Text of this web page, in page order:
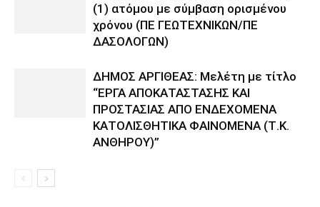
(1) ατόμου με σύμβαση ορισμένου
χρόνου (ΠΕ ΓΕΩΤΕΧΝΙΚΩΝ/ΠΕ
ΔΑΣΟΛΟΓΩΝ)
ΔΗΜΟΣ ΑΡΓΙΘΕΑΣ: Μελέτη με τίτλο
“ΕΡΓΑ ΑΠΟΚΑΤΑΣΤΑΣΗΣ ΚΑΙ
ΠΡΟΣΤΑΣΙΑΣ ΑΠΟ ΕΝΔΕΧΟΜΕΝΑ
ΚΑΤΟΛΙΣΘΗΤΙΚΑ ΦΑΙΝΟΜΕΝΑ (Τ.Κ.
ΑΝΘΗΡΟΥ)”